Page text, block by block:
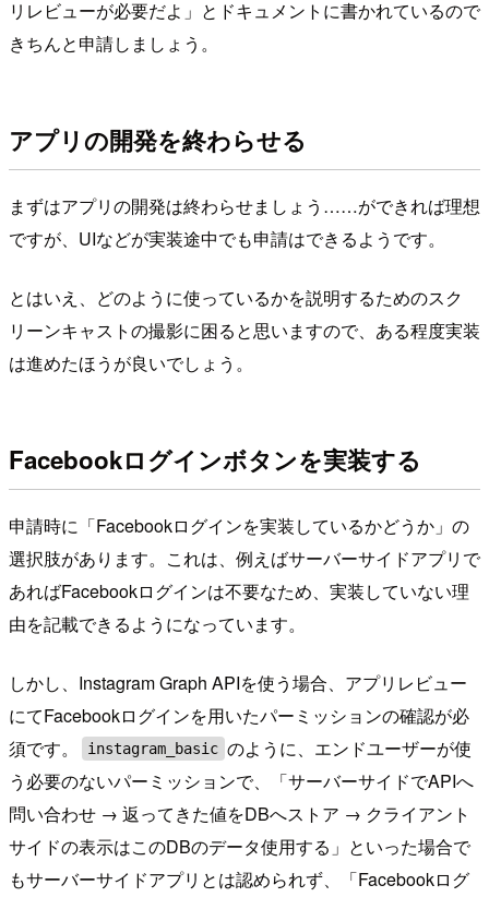
リレビューが必要だよ」とドキュメントに書かれているので
きちんと申請しましょう。
アプリの開発を終わらせる
まずはアプリの開発は終わらせましょう……ができれば理想
ですが、UIなどが実装途中でも申請はできるようです。
とはいえ、どのように使っているかを説明するためのスク
リーンキャストの撮影に困ると思いますので、ある程度実装
は進めたほうが良いでしょう。
Facebookログインボタンを実装する
申請時に「Facebookログインを実装しているかどうか」の
選択肢があります。これは、例えばサーバーサイドアプリで
あればFacebookログインは不要なため、実装していない理
由を記載できるようになっています。
しかし、Instagram Graph APIを使う場合、アプリレビュー
にてFacebookログインを用いたパーミッションの確認が必
須です。
instagram_basic のように、エンドユーザーが使
う必要のないパーミッションで、「サーバーサイドでAPIへ
問い合わせ → 返ってきた値をDBへストア → クライアント
サイドの表示はこのDBのデータ使用する」といった場合で
もサーバーサイドアプリとは認められず、「Facebookログ